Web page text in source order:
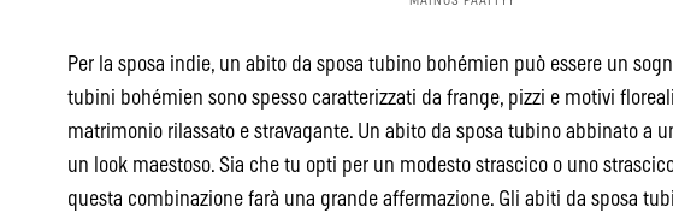
Per la sposa indie, un abito da sposa tubino bohémien può essere un
tubini bohémien sono spesso caratterizzati da frange, pizzi e motivi
matrimonio rilassato e stravagante. Un abito da sposa tubino abbinato a
un look maestoso. Sia che tu opti per un modesto strascico o uno
questa combinazione farà una grande affermazione. Gli abiti da sposa